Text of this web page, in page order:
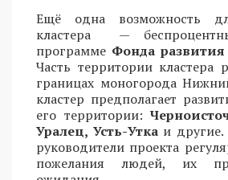
Ещё одна возможность
кластера —
программе Фонда
Часть территории кластера
границах моногорода
кластер предполагает
его территории:
Уралец, Усть-Уткаи другие.
руководители проекта
пожелания людей, их